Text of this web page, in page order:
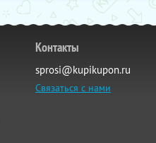
Контакты
sprosi@kupikupon.ru
Связаться с нами